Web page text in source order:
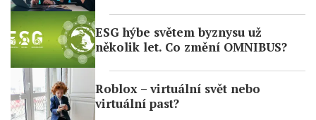
ESG hýbe světem byznysu už
několik let. Co změní OMNIBUS?
Roblox – virtuální svět nebo
virtuální past?